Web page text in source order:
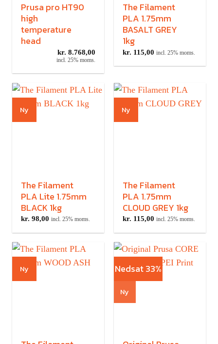
Prusa pro HT90
high
temperature
head
kr. 8.768,00
incl. 25% moms.
The Filament
PLA 1.75mm
BASALT GREY
1kg
kr. 115,00 incl. 25% moms.
Ny
The Filament
PLA Lite 1.75mm
BLACK 1kg
kr. 98,00 incl. 25% moms.
Ny
The Filament
PLA 1.75mm
CLOUD GREY 1kg
kr. 115,00 incl. 25% moms.
Ny Nedsat 33%
Ny